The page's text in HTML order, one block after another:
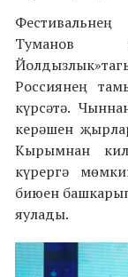
Фестивальнең
Туманов
Россиянең
күрсәтә.
керәшен
Кырымнан
күрергә
биюен
яулады.